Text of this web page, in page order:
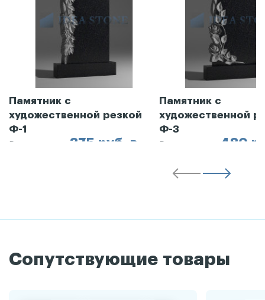
Памятник с
художественной резкой
Ф-1
375 руб. в
Памятник с
художественной
Ф-3
480
Сопутствующие товары